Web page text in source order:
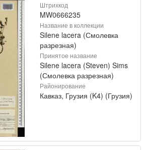
Штрихкод
MW0666235
Название в коллекции
Silene lacera (Смолевка
разрезная)
Принятое название
Silene lacera (Steven) Sims
(Смолевка разрезная)
Районирование
Кавказ, Грузия (K4) (Грузия)